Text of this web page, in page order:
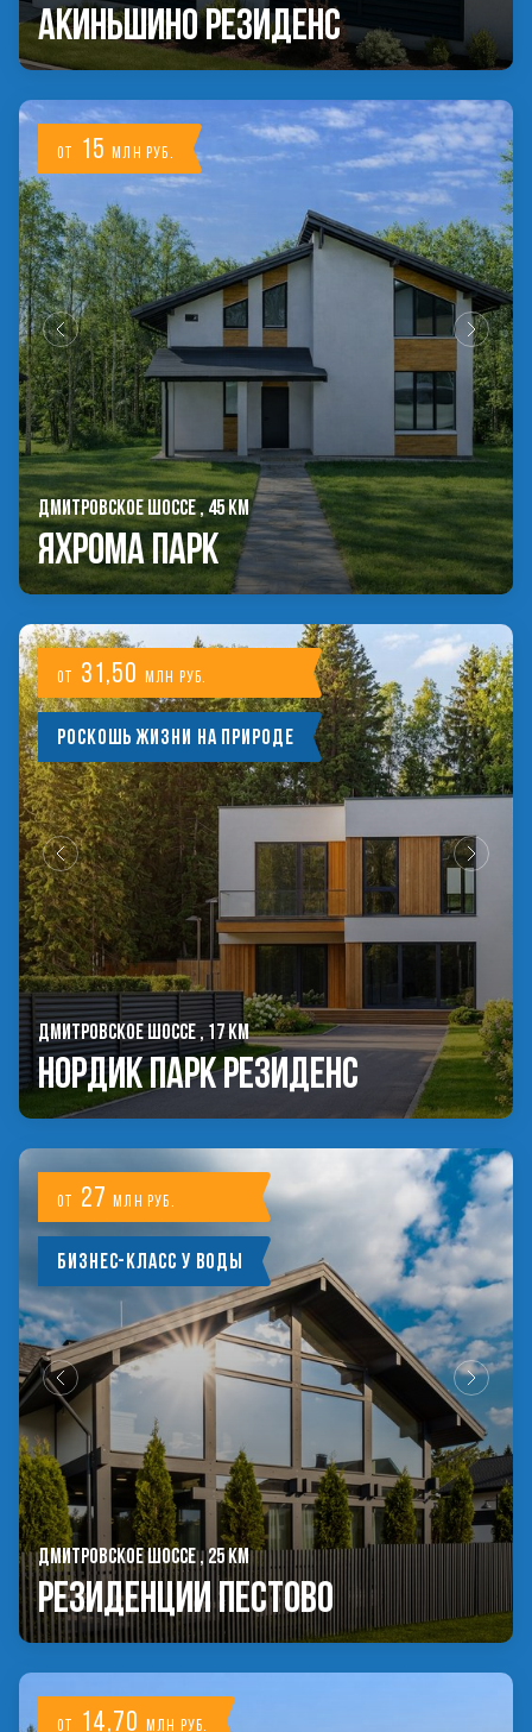
Акиньшино Резиденс
от 15млн руб.
ДМИТРОВСКОЕ ШОССЕ , 45 КМ
Яхрома Парк
от 31,50 млн руб.
Роскошь жизни на природе
ДМИТРОВСКОЕ ШОССЕ , 17 КМ
Нордик Парк Резиденс
от 27млн руб.
Бизнес-класс у воды
ДМИТРОВСКОЕ ШОССЕ , 25 КМ
РЕЗИДЕНЦИИ ПЕСТОВО
от 14,70 млн руб.